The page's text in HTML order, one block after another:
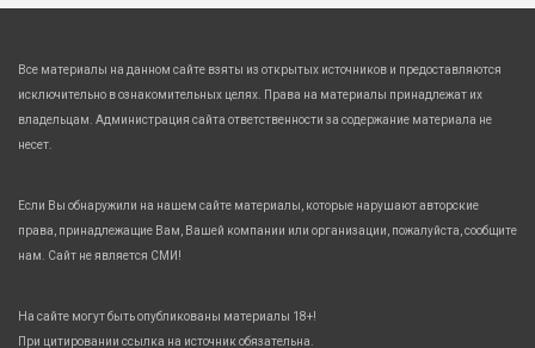
Все материалы на данном сайте взяты из открытых источников и предоставляются
исключительно в ознакомительных целях. Права на материалы принадлежат их
владельцам. Администрация сайта ответственности за содержание материала не
несет.
Если Вы обнаружили на нашем сайте материалы, которые нарушают авторские
права, принадлежащие Вам, Вашей компании или организации, пожалуйста, сообщите
нам. Сайт не является СМИ!
На сайте могут быть опубликованы материалы 18+!
При цитировании ссылка на источник обязательна.